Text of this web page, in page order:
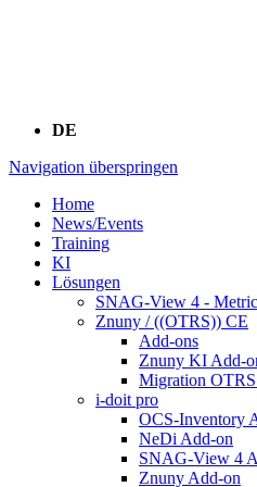
DE
Navigation überspringen
Home
News/Events
Training
KI
Lösungen
SNAG-View 4 -
Znuny / ((OTRS)) CE
Add-ons
Znuny KI Add-
Migration
i-doit pro
OCS-Inventory
NeDi Add-on
SNAG-View 4
Znuny Add-on